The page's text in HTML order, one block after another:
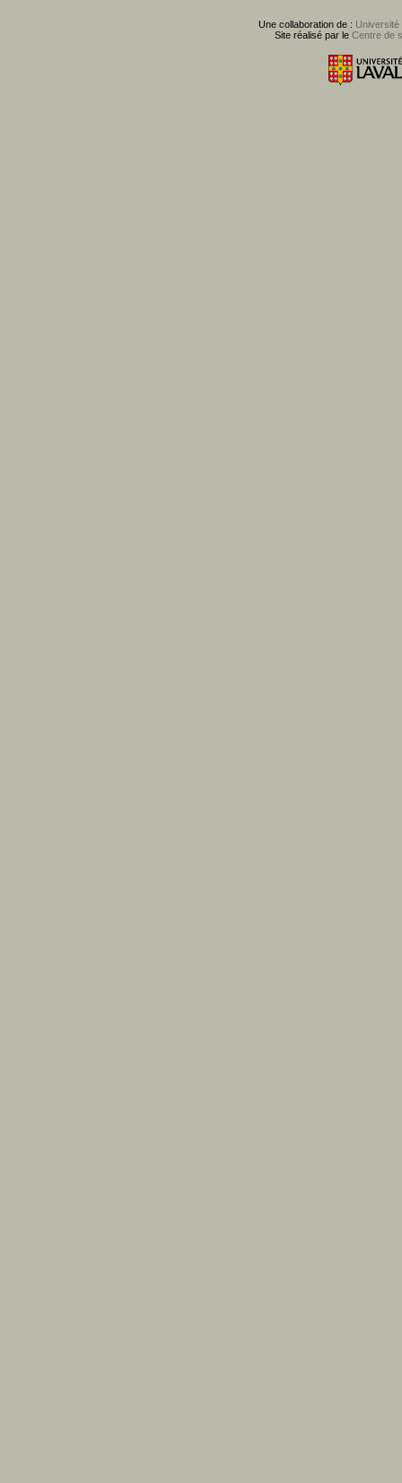
Une collaboration de : Université
Site réalisé par le Centre de